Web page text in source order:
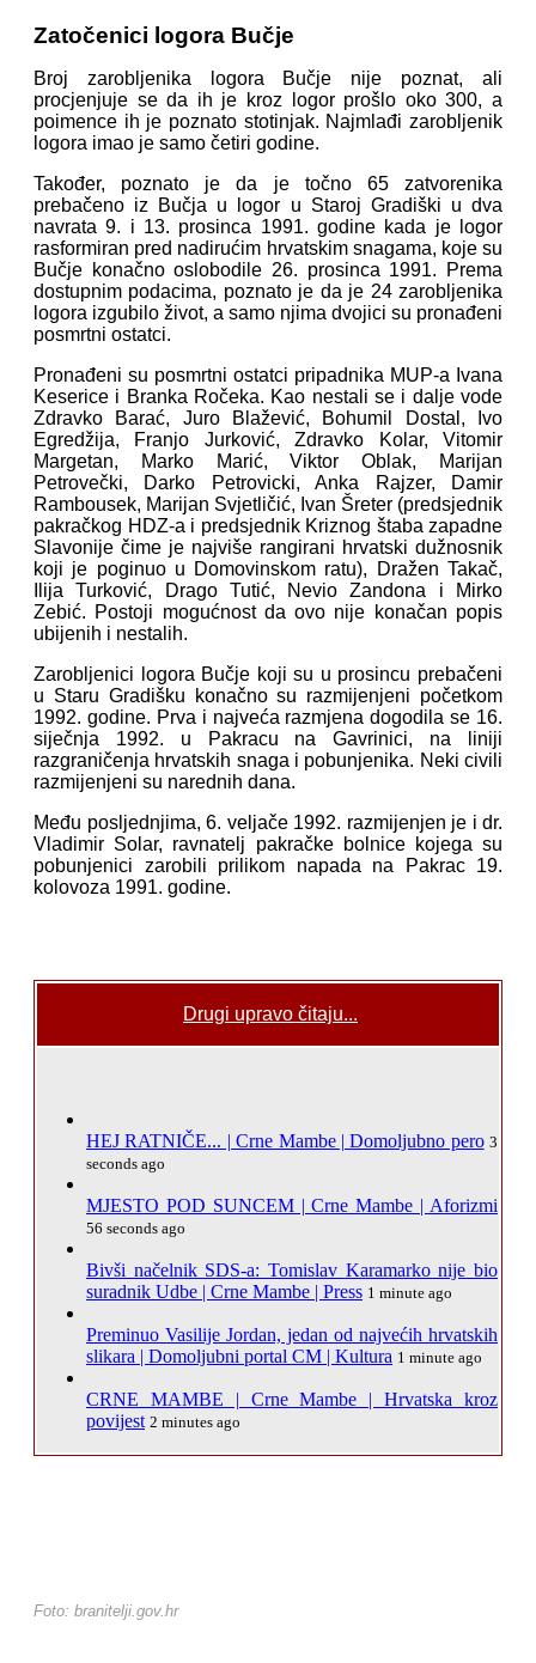
Zatočenici logora Bučje
Broj zarobljenika logora Bučje nije poznat, ali
procjenjuje se da ih je kroz logor prošlo oko 300, a
poimence ih je poznato stotinjak. Najmlađi zarobljenik
logora imao je samo četiri godine.
Također, poznato je da je točno 65 zatvorenika
prebačeno iz Bučja u logor u Staroj Gradiški u dva
navrata 9. i 13. prosinca 1991. godine kada je logor
rasformiran pred nadirućim hrvatskim snagama, koje su
Bučje konačno oslobodile 26. prosinca 1991. Prema
dostupnim podacima, poznato je da je 24 zarobljenika
logora izgubilo život, a samo njima dvojici su pronađeni
posmrtni ostatci.
Pronađeni su posmrtni ostatci pripadnika MUP-a Ivana
Keserice i Branka Ročeka. Kao nestali se i dalje vode
Zdravko Barać, Juro Blažević, Bohumil Dostal, Ivo
Egredžija, Franjo Jurković, Zdravko Kolar, Vitomir
Margetan, Marko Marić, Viktor Oblak, Marijan
Petrovečki, Darko Petrovicki, Anka Rajzer, Damir
Rambousek, Marijan Svjetličić, Ivan Šreter (predsjednik
pakračkog HDZ-a i predsjednik Kriznog štaba zapadne
Slavonije čime je najviše rangirani hrvatski dužnosnik
koji je poginuo u Domovinskom ratu), Dražen Takač,
Ilija Turković, Drago Tutić, Nevio Zandona i Mirko
Zebić. Postoji mogućnost da ovo nije konačan popis
ubijenih i nestalih.
Zarobljenici logora Bučje koji su u prosincu prebačeni
u Staru Gradišku konačno su razmijenjeni početkom
1992. godine. Prva i najveća razmjena dogodila se 16.
siječnja 1992. u Pakracu na Gavrinici, na liniji
razgraničenja hrvatskih snaga i pobunjenika. Neki civili
razmijenjeni su narednih dana.
Među posljednjima, 6. veljače 1992. razmijenjen je i dr.
Vladimir Solar, ravnatelj pakračke bolnice kojega su
pobunjenici zarobili prilikom napada na Pakrac 19.
kolovoza 1991. godine.
Drugi upravo čitaju...
HEJ RATNIČE... | Crne Mambe | Domoljubno pero 3
seconds ago
MJESTO POD SUNCEM | Crne Mambe | Aforizmi
56 seconds ago
Bivši načelnik SDS-a: Tomislav Karamarko nije bio
suradnik Udbe | Crne Mambe | Press 1 minute ago
Preminuo Vasilije Jordan, jedan od najvećih hrvatskih
slikara | Domoljubni portal CM | Kultura 1 minute ago
CRNE MAMBE | Crne Mambe | Hrvatska kroz
povijest 2 minutes ago
Foto: branitelji.gov.hr